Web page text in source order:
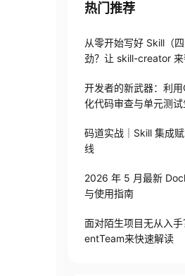
热门推荐
从零开始写好 Skill（
劲？让 skill-creator 来
开发者的新武器：利
化代码审查与单元测试
码道实战｜Skill 集成
线
2026 年 5 月最新
与使用指南
面对陌生项目无从入
entTeam来快速解读